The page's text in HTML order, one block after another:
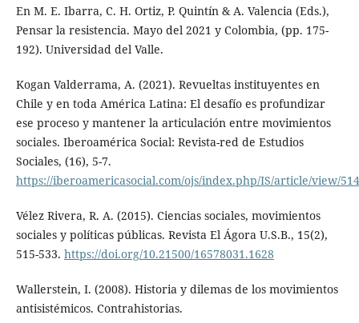
En M. E. Ibarra, C. H. Ortiz, P. Quintín & A. Valencia (Eds.),
Pensar la resistencia. Mayo del 2021 y Colombia, (pp. 175-
192). Universidad del Valle.
Kogan Valderrama, A. (2021). Revueltas instituyentes en
Chile y en toda América Latina: El desafío es profundizar
ese proceso y mantener la articulación entre movimientos
sociales. Iberoamérica Social: Revista-red de Estudios
Sociales, (16), 5-7.
https://iberoamericasocial.com/ojs/index.php/IS/article/view/514
Vélez Rivera, R. A. (2015). Ciencias sociales, movimientos
sociales y políticas públicas. Revista El Ágora U.S.B., 15(2),
515-533. https://doi.org/10.21500/16578031.1628
Wallerstein, I. (2008). Historia y dilemas de los movimientos
antisistémicos. Contrahistorias.